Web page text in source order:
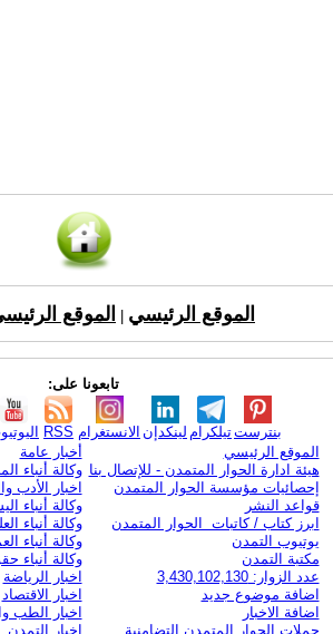
الموقع الرئيسي الموقع
تابعونا على:
RSS الانستغرام لينكدإن تيلكرامبنترست
الموقع الرئيسي
هيئة ادارة الحوار المتمدن - للإتصال بنا
إحصائيات مؤسسة الحوار المتمدن
قواعد النشر
ابرز كتاب / كاتبات الحوار المتمدن
يوتيوب التمدن
مكتبة التمدن
عدد الزوار: 3,430,102,130
اضافة موضوع جديد
اضافة الاخبار
حملات الحوار المتمدن التضامنية
أخبار عامة
وكالة أنباء
اخبار الأدب
وكالة أنباء
وكالة أنباء
وكالة أنباء
وكالة أنباء
اخبار الرياضة
اخبار الاقتصاد
اخبار الطب
اخبار التمدن